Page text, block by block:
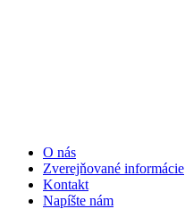
O nás
Zverejňované informácie
Kontakt
Napíšte nám